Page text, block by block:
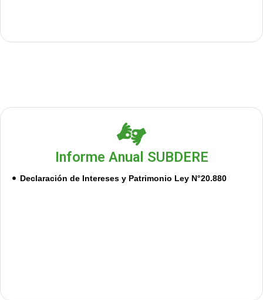
Informe Anual SUBDERE
Declaración de Intereses y Patrimonio Ley N°20.880